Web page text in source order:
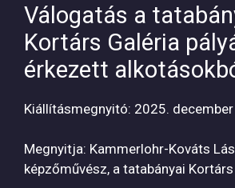
Válogatás a
Kortárs Galéria
érkezett
Kiállításmegnyitó: 2025.
Megnyitja: Kammerlohr-Kováts
képzőművész, a tatabányai